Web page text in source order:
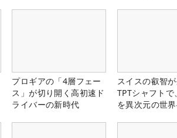
プロギアの「4層フェー
ス」が切り開く高初速ド
ライバーの新時代
スイスの叡智
TPTシャフトで
を異次元の世